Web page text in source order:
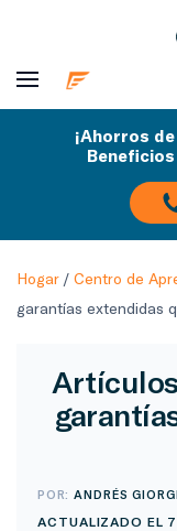
¡Ahorros
Beneficios
Hogar/ Centro de
garantías extendidas
POR:ANDRÉS GIORGI
ACTUALIZADO EL